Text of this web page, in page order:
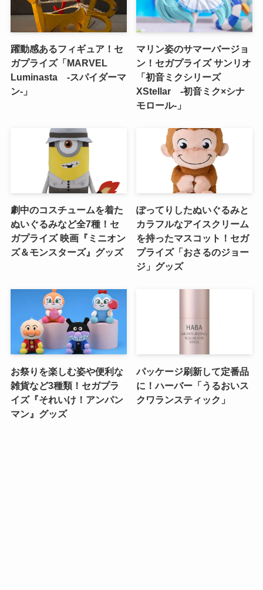
躍動感あるフィギュア！セ
ガプライズ「MARVEL
Luminasta ‐スパイダーマ
ン‐」
マリン姿のサマーバージョ
ン！セガプライズ サンリオ
「初音ミクシリーズ
XStellar ‐初音ミク×シナ
モロール‐」
劇中のコスチュームを着た
ぬいぐるみなど全7種！セ
ガプライズ 映画『ミニオン
ズ＆モンスターズ』グッズ
ぽってりしたぬいぐるみと
カラフルなアイスクリーム
を持ったマスコット！セガ
プライズ「おさるのジョー
ジ」グッズ
お祭りを楽しむ姿や便利な
雑貨など3種類！セガプラ
イズ『それいけ！アンパン
マン』グッズ
パッケージ刷新して定番品
に！ハーバー「うるおいス
クワランスティック」